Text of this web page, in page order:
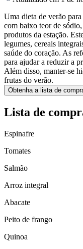
Uma dieta de verão
com baixo teor de
produtos da estação.
legumes, cereais
saúde do coração. As
para ajudar a reduzir a
Além disso, manter-se
frutas do verão.
Obtenha a lista de
Lista de
Espinafre
Tomates
Salmão
Arroz integral
Abacate
Peito de frango
Quinoa